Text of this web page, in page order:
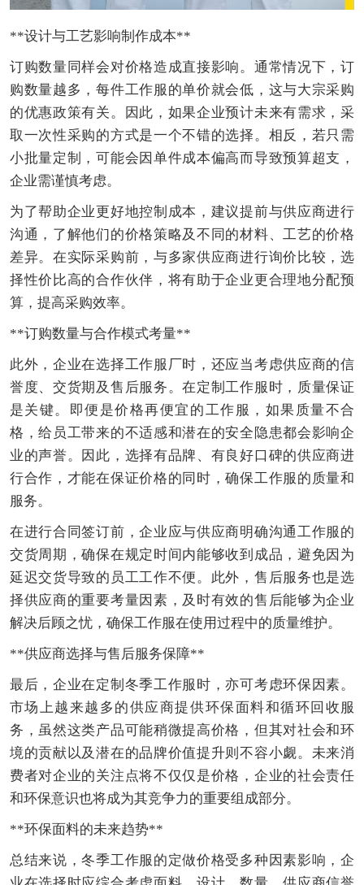
**设计与工艺影响制作成本**
订购数量同样会对价格造成直接影响。通常情况下，订
购数量越多，每件工作服的单价就会低，这与大宗采购
的优惠政策有关。因此，如果企业预计未来有需求，采
取一次性采购的方式是一个不错的选择。相反，若只需
小批量定制，可能会因单件成本偏高而导致预算超支，
企业需谨慎考虑。
为了帮助企业更好地控制成本，建议提前与供应商进行
沟通，了解他们的价格策略及不同的材料、工艺的价格
差异。在实际采购前，与多家供应商进行询价比较，选
择性价比高的合作伙伴，将有助于企业更合理地分配预
算，提高采购效率。
**订购数量与合作模式考量**
此外，企业在选择工作服厂时，还应当考虑供应商的信
誉度、交货期及售后服务。在定制工作服时，质量保证
是关键。即便是价格再便宜的工作服，如果质量不合
格，给员工带来的不适感和潜在的安全隐患都会影响企
业的声誉。因此，选择有品牌、有良好口碑的供应商进
行合作，才能在保证价格的同时，确保工作服的质量和
服务。
在进行合同签订前，企业应与供应商明确沟通工作服的
交货周期，确保在规定时间内能够收到成品，避免因为
延迟交货导致的员工工作不便。此外，售后服务也是选
择供应商的重要考量因素，及时有效的售后能够为企业
解决后顾之忧，确保工作服在使用过程中的质量维护。
**供应商选择与售后服务保障**
最后，企业在定制冬季工作服时，亦可考虑环保因素。
市场上越来越多的供应商提供环保面料和循环回收服
务，虽然这类产品可能稍微提高价格，但其对社会和环
境的贡献以及潜在的品牌价值提升则不容小觑。未来消
费者对企业的关注点将不仅仅是价格，企业的社会责任
和环保意识也将成为其竞争力的重要组成部分。
**环保面料的未来趋势**
总结来说，冬季工作服的定做价格受多种因素影响，企